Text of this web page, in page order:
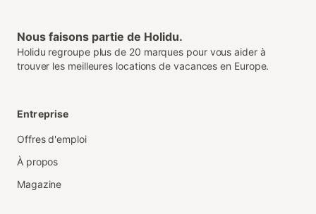
Nous faisons partie de Holidu.
Holidu regroupe plus de 20 marques pour vous aider à
trouver les meilleures locations de vacances en Europe.
Entreprise
Offres d'emploi
À propos
Magazine